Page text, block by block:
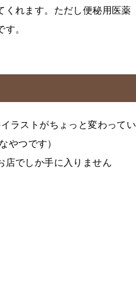
れます。ただし便秘用医薬
。
ラストがちょっと変わってい
やつです）
店でしか手に入りません